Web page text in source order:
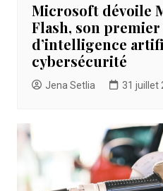
Microsoft dévoile
Flash, son
d’intelligence
cybersécurité
Jena Setlia 31 juillet